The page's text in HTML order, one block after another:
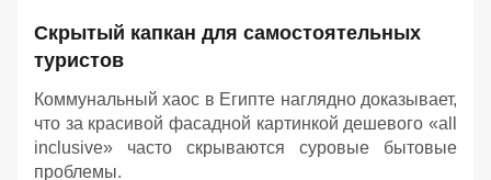
Скрытый капкан для самостоятельных
туристов
Коммунальный хаос в Египте наглядно доказывает,
что за красивой фасадной картинкой дешевого «all
inclusive» часто скрываются суровые бытовые
проблемы.